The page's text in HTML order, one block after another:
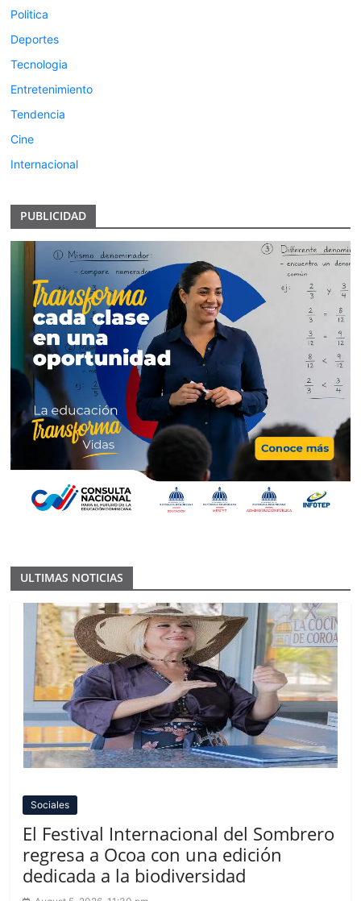
Politica
Deportes
Tecnologia
Entretenimiento
Tendencia
Cine
Internacional
PUBLICIDAD
ULTIMAS NOTICIAS
Sociales
El Festival Internacional del Sombrero
regresa a Ocoa con una edición
dedicada a la biodiversidad